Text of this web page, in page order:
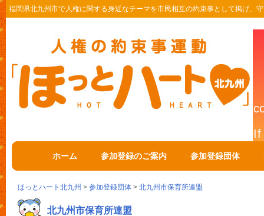
福岡県北九州市で人権に関する身近なテーマを市民相互の約束事として掲げ、
ホーム 参加登録のご案内 参加登録団体
ほっとハート北九州 > 参加登録団体 > 北九州市保育所連盟
北九州市保育所連盟